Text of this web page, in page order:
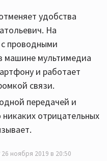
удобства
На
проводными
машине мультимедиа
и работает
связи.
передачей и
отрицательных
26 ноября 2019 в 20:50